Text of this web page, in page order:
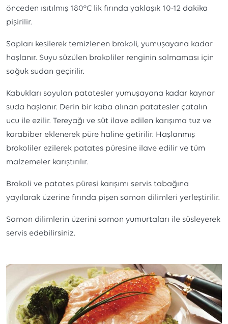
önceden ısıtılmış 180°C lik fırında yaklaşık 10-12 dakika
pişirilir.
Sapları kesilerek temizlenen brokoli, yumuşayana kadar
haşlanır. Suyu süzülen brokoliler renginin solmaması için
soğuk sudan geçirilir.
Kabukları soyulan patatesler yumuşayana kadar kaynar
suda haşlanır. Derin bir kaba alınan patatesler çatalın
ucu ile ezilir. Tereyağı ve süt ilave edilen karışıma tuz ve
karabiber eklenerek püre haline getirilir. Haşlanmış
brokoliler ezilerek patates püresine ilave edilir ve tüm
malzemeler karıştırılır.
Brokoli ve patates püresi karışımı servis tabağına
yayılarak üzerine fırında pişen somon dilimleri yerleştirilir.
Somon dilimlerin üzerini somon yumurtaları ile süsleyerek
servis edebilirsiniz.